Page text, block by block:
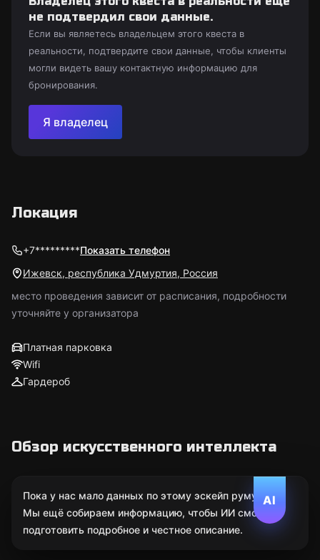
не подтвердил свои данные.
Если вы являетесь владельцем этого квеста в
реальности, подтвердите свои данные, чтобы клиенты
могли видеть вашу контактную информацию для
бронирования.
Я владелец
Локация
+7*********Показать телефон
Ижевск, республика Удмуртия, Россия
место проведения зависит от расписания, подробности
уточняйте у организатора
Платная парковка
Wifi
Гардероб
Обзор искусственного интеллекта
AI
Пока у нас мало данных по этому эскейп руму.
Мы ещё собираем информацию, чтобы ИИ смог
подготовить подробное и честное описание.